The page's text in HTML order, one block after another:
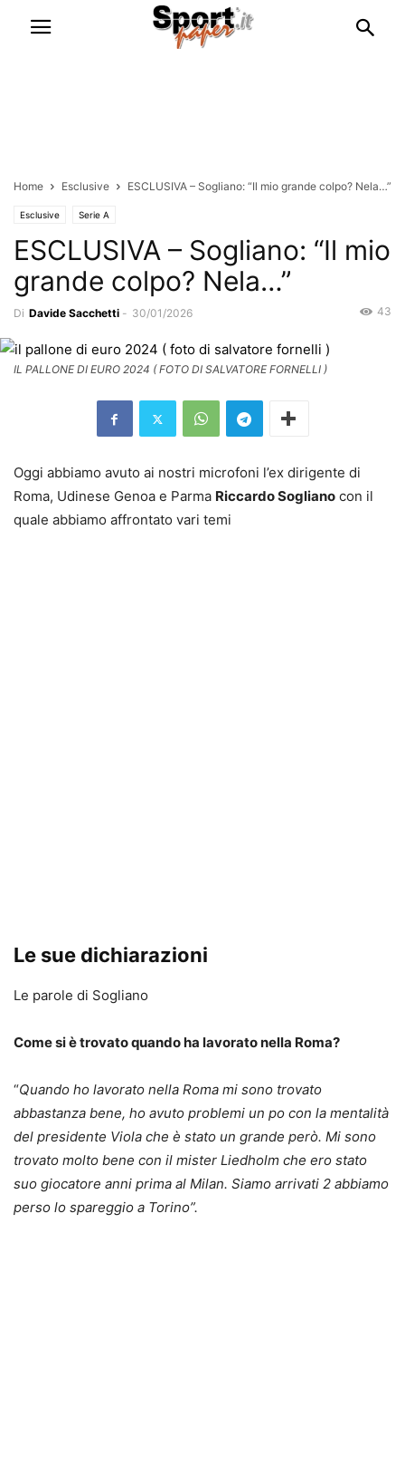
Home Esclusive ESCLUSIVA – Sogliano: “Il mio grande colpo? Nela…”
Esclusive Serie A
ESCLUSIVA – Sogliano: “Il mio
grande colpo? Nela…”
Di Davide Sacchetti - 30/01/2026 43
IL PALLONE DI EURO 2024 ( FOTO DI SALVATORE FORNELLI )
Oggi abbiamo avuto ai nostri microfoni l’ex dirigente di
Roma, Udinese Genoa e Parma Riccardo Sogliano con il
quale abbiamo affrontato vari temi
Le sue dichiarazioni
Le parole di Sogliano
Come si è trovato quando ha lavorato nella Roma?
“Quando ho lavorato nella Roma mi sono trovato
abbastanza bene, ho avuto problemi un po con la mentalità
del presidente Viola che è stato un grande però. Mi sono
trovato molto bene con il mister Liedholm che ero stato
suo giocatore anni prima al Milan. Siamo arrivati 2 abbiamo
perso lo spareggio a Torino”.